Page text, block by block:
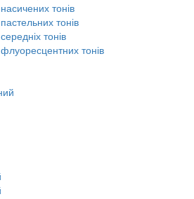
тонів
тонів
тонів
тонів